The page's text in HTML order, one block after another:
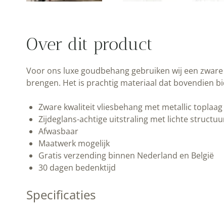
Over dit product
Voor ons luxe goudbehang gebruiken wij een
brengen. Het is prachtig materiaal dat bovendien
Zware kwaliteit vliesbehang met metallic
Zijdeglans-achtige uitstraling met lichte
Afwasbaar
Maatwerk mogelijk
Gratis verzending binnen Nederland en België
30 dagen bedenktijd
Specificaties